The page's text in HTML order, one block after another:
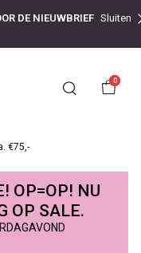
DE NIEUWBRIEF Sluiten
0
€75,-
OP=OP! NU
OP SALE.